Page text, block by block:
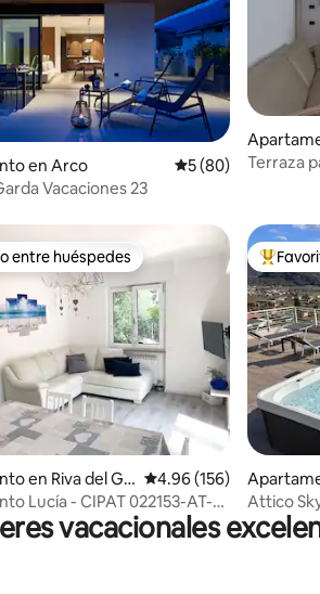
de 5, 157 reseñas
en Arco Calificación
5 (80)
Vacaciones 23
Terraza
5 de 5, 190 reseñas
huéspedes preferido
entre huéspedes
en Riva del Ga
Calificación promedio:
4.96 (156)
Lucía - CIPAT 022153-AT-
Attico
de lujo
vacacionales